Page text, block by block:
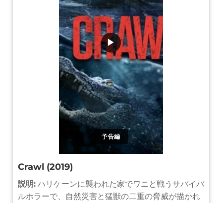
予告編
▶
Crawl (2019)
説明: ハリケーンに襲われた家でワニと戦うサバイバ
ルホラーで、自然災害と猛獣の二重の脅威が描かれ